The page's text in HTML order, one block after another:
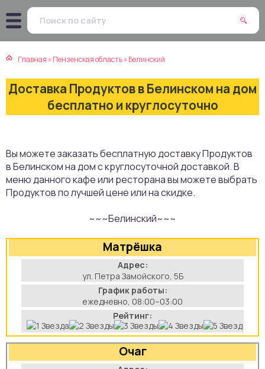
Главная »Пензенская область»Белинский
Доставка Продуктов в Белинском на дом
бесплатно и круглосуточно
Вы можете заказать бесплатную доставку Продуктов
в Белинском на дом с круглосуточной доставкой. В
меню данного кафе или ресторана вы можете выбрать
Продуктов по лучшей цене или на скидке.
~~~Белинский~~~
Матрёшка
Адрес:
ул. Петра Замойского, 5Б
График работы:
ежедневно, 08:00–03:00
Рейтинг:
Очаг
кухня
кухня
кухня